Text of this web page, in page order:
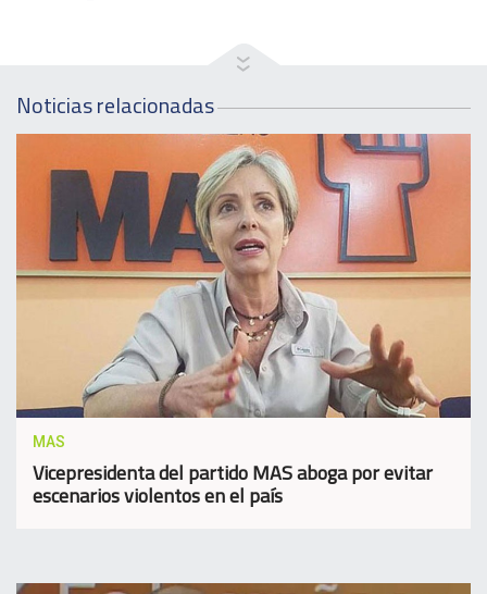
Noticias relacionadas
MAS
Vicepresidenta del partido MAS aboga por evitar
escenarios violentos en el país